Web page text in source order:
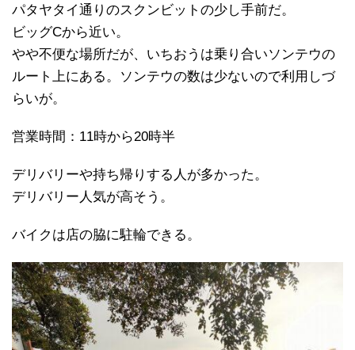
パタヤタイ通りのスクンビットの少し手前だ。
ビッグCから近い。
やや不便な場所だが、いちおうは乗り合いソンテウの
ルート上にある。ソンテウの数は少ないので利用しづ
らいが。
営業時間：11時から20時半
デリバリーや持ち帰りする人が多かった。
デリバリー人気が高そう。
バイクは店の脇に駐輪できる。